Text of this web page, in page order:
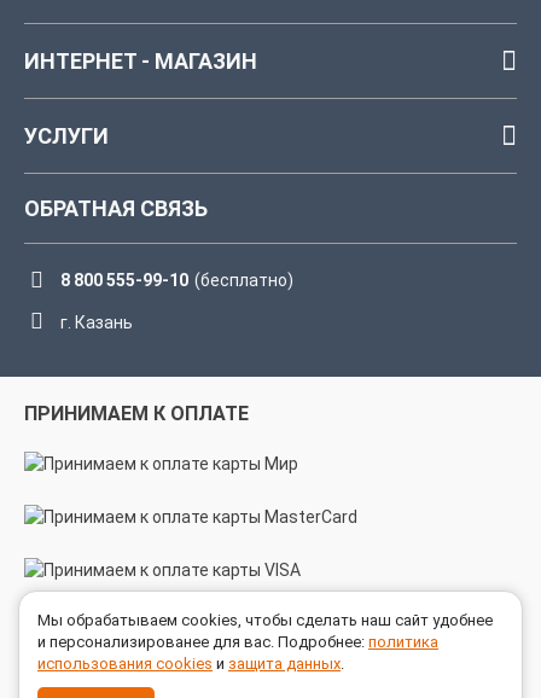
ИНТЕРНЕТ - МАГАЗИН
УСЛУГИ
ОБРАТНАЯ СВЯЗЬ
8 800 555-99-10 (бесплатно)
г. Казань
ПРИНИМАЕМ К ОПЛАТЕ
МЫ В СОЦСЕТЯХ
Мы обрабатываем cookies, чтобы сделать наш сайт удобнее
и персонализированее для вас. Подробнее: политика
использования cookies и защита данных.